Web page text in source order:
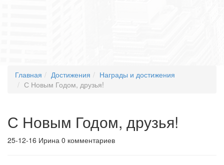
Главная Достижения
Награды и достижения
С Новым Годом, друзья!
С Новым Годом, друзья!
25-12-16 Ирина 0 комментариев